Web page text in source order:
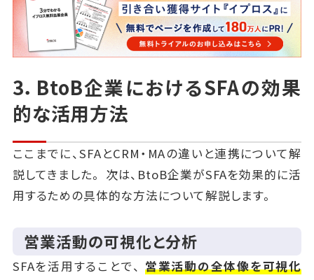
3．BtoB企業におけるSFAの効果
的な活用方法
ここまでに、SFAとCRM・MAの違いと連携について解
説してきました。 次は、BtoB企業がSFAを効果的に活
用するための具体的な方法について解説します。
営業活動の可視化と分析
SFAを活用することで、 営業活動の全体像を可視化